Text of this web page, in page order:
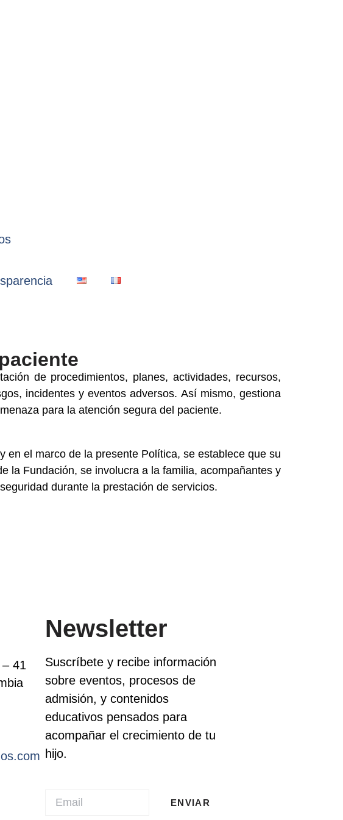
de procedimientos, planes, actividades, recursos,
incidentes y eventos adversos. Así mismo, gestiona
para la atención segura del paciente.
en el marco de la presente Política, se establece que su
la Fundación, se involucra a la familia, acompañantes y
durante la prestación de servicios.
41
Newsletter
Suscríbete y recibe información
sobre eventos, procesos de
admisión, y contenidos
educativos pensados para
acompañar el crecimiento de tu
hijo.
ENVIAR